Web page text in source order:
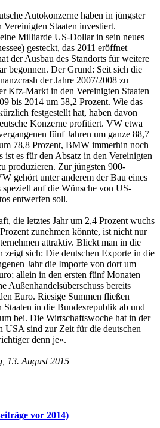
Autokonzerne haben in jüngster
Staaten investiert.
Milliarde US-Dollar in sein neues
gesteckt, das 2011 eröffnet
der Ausbau des Standorts für weitere
begonnen. Der Grund: Seit sich die
der Jahre 2007/2008 zu
Kfz-Markt in den Vereinigten Staaten
bis 2014 um 58,2 Prozent. Wie das
festgestellt hat, haben davon
Konzerne profitiert. VW etwa
fünf Jahren um ganze 88,7
78,8 Prozent, BMW immerhin noch
es für den Absatz in den Vereinigten
produzieren. Zur jüngsten 900-
gehört unter anderem der Bau eines
auf die Wünsche von US-
entwerfen soll.
die letztes Jahr um 2,4 Prozent wuchs
zunehmen könnte, ist nicht nur
attraktiv. Blickt man in die
zeigt sich: Die deutschen Exporte in die
Jahr die Importe von dort um
allein in den ersten fünf Monaten
Außenhandelsüberschuss bereits
Euro. Riesige Summen fließen
in die Bundesrepublik ab und
bei. Die Wirtschaftswoche hat in der
USA sind zur Zeit für die deutschen
denn je«.
13. August 2015
vor 2014)